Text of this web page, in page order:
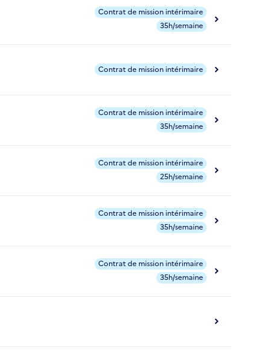
Contrat de mission intérimaire
35h/semaine
Contrat de mission intérimaire
Contrat de mission intérimaire
35h/semaine
Contrat de mission intérimaire
25h/semaine
Contrat de mission intérimaire
35h/semaine
Contrat de mission intérimaire
35h/semaine